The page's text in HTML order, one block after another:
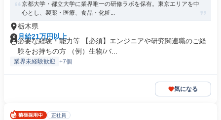
京都大学・都立大学に業界唯一の研修ラボを保有。東京エリアを中
心とし、製薬・医療、食品・化粧...
栃木県
月給21万円以上
必要な経験・能力等 【必須】エンジニアや研究関連職のご経
験をお持ちの方 （例）生物/バ...
業界未経験歓迎 +7個
気になる
正社員